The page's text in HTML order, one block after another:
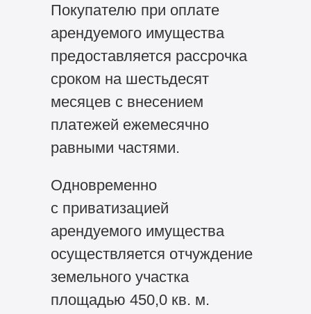
Покупателю при оплате
арендуемого имущества
предоставляется рассрочка
сроком на шестьдесят
месяцев с внесением
платежей ежемесячно
равными частями.
Одновременно
с приватизацией
арендуемого имущества
осуществляется отчуждение
земельного участка
площадью 450,0 кв. м.